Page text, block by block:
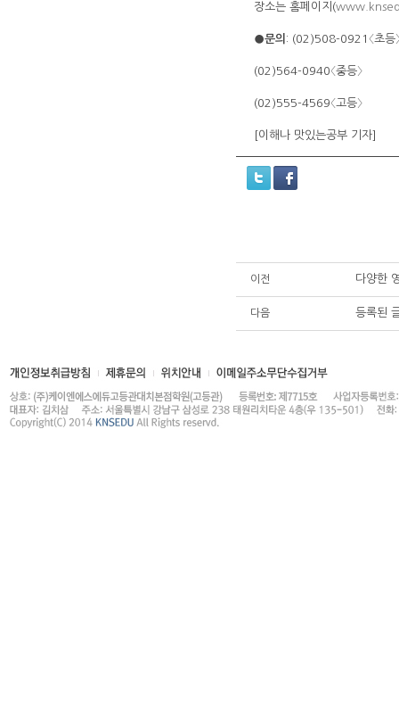
장소는 홈페이지(
●문의 : (02)508-0921〈초등
(02)564-0940〈중등〉
(02)555-4569〈고등〉
[이해나 맛있는공부 기자]
이전 다양한
다음 등록된